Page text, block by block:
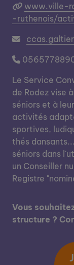
www.ville-
-ruthenois/
Le Service
de Rodez vise
séniors et à
activités
sportives,
thés
séniors dans
un Conseiller
Registre
Vous
structure ?